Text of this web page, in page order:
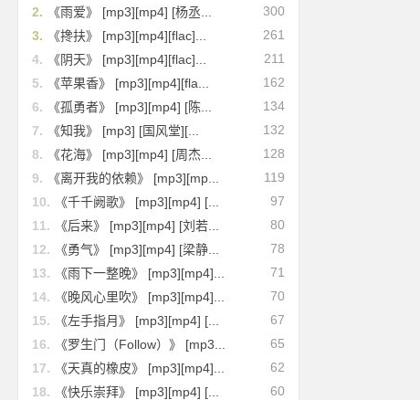
300
2.
《雨爱》 [mp3][mp4] [杨丞...
261
3.
《搀扶》 [mp3][mp4][flac]...
211
4.
《阴天》 [mp3][mp4][flac]...
162
5.
《苹果香》 [mp3][mp4][fla...
134
6.
《孤勇者》 [mp3][mp4] [陈...
132
7.
《知我》 [mp3] [国风堂][...
128
8.
《花海》 [mp3][mp4] [周杰...
119
9.
《离开我的依赖》 [mp3][mp...
97
10.
《千千阙歌》 [mp3][mp4] [...
80
11.
《后来》 [mp3][mp4] [刘若...
78
12.
《勇气》 [mp3][mp4] [梁静...
71
13.
《雨下一整晚》 [mp3][mp4]...
70
14.
《晚风心里吹》 [mp3][mp4]...
67
15.
《左手指月》 [mp3][mp4] [...
65
16.
《罗生门（Follow）》 [mp3...
62
17.
《天真的橡皮》 [mp3][mp4]...
60
18.
《快乐崇拜》 [mp3][mp4] [...